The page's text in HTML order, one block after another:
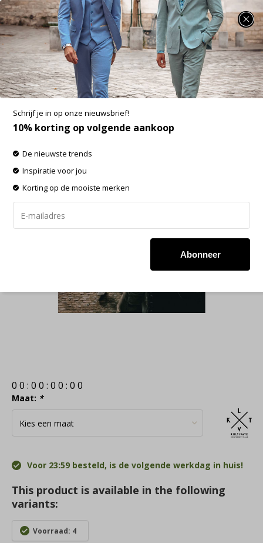
SUMMER SALE: 25% t/m 50% korting op heel veel zomerse items!
Kultivate Half Zip Trui KN Oblique Egret
(2401020802 - 226)
Aan verlanglijst toevoegen
0 0 : 0 0 : 0 0 : 0 0
Maat: *
Voor 23:59 besteld, is de volgende werkdag in huis!
This product is available in the following
variants:
Voorraad: 4
Schrijf je in op onze nieuwsbrief!
10% korting op volgende aankoop
De nieuwste trends
Inspiratie voor jou
Korting op de mooiste merken
Abonneer